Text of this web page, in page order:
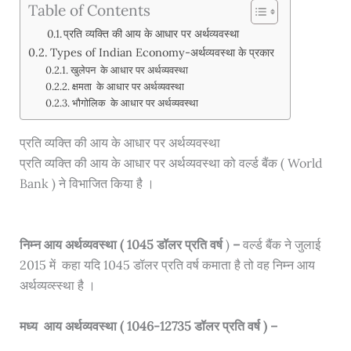
Table of Contents
प्रति व्यक्ति की आय के आधार पर अर्थव्यवस्था
Types of Indian Economy-अर्थव्यवस्था के प्रकार
खुलेपन के आधार पर अर्थव्यवस्था
क्षमता के आधार पर अर्थव्यवस्था
भौगोलिक के आधार पर अर्थव्यवस्था
प्रति व्यक्ति की आय के आधार पर अर्थव्यवस्था
प्रति व्यक्ति की आय के आधार पर अर्थव्यवस्था को वर्ल्ड बैंक ( World
Bank ) ने विभाजित किया है ।
निम्न आय अर्थव्यवस्था ( 1045 डॉलर प्रति वर्ष) – वर्ल्ड बैंक ने जुलाई
2015 में कहा यदि 1045 डॉलर प्रति वर्ष कमाता है तो वह निम्न आय
अर्थव्यव्स्स्था है ।
मध्य आय अर्थव्यवस्था ( 1046-12735 डॉलर प्रति वर्ष )–